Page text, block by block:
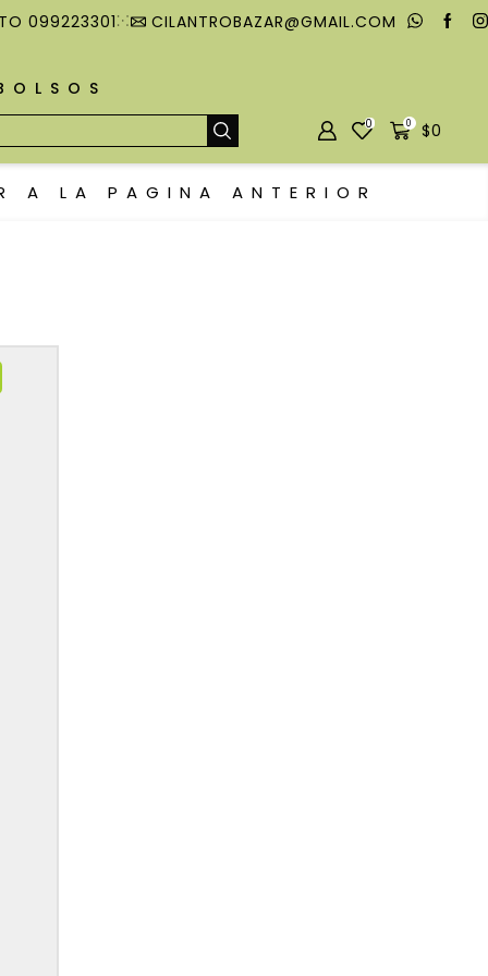
099223301 CILANTROBAZAR@GMAIL.COM
0 0 $0
A LA PAGINA ANTERIOR